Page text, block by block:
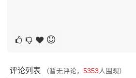
评论列表 （暂无评论， 5353人围观）